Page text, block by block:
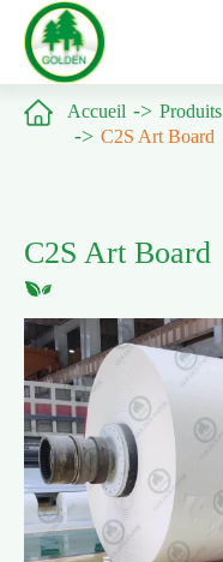
 Accueil Produits
C2S Art Board
C2S Art Board